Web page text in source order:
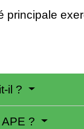
principale
il ?
?